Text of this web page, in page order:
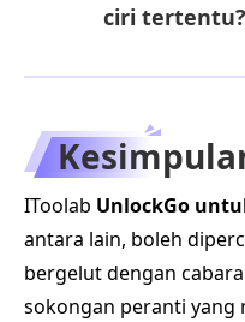
ciri tertentu?
IToolab UnlockGo
antara lain, boleh
bergelut dengan
sokongan peranti yang